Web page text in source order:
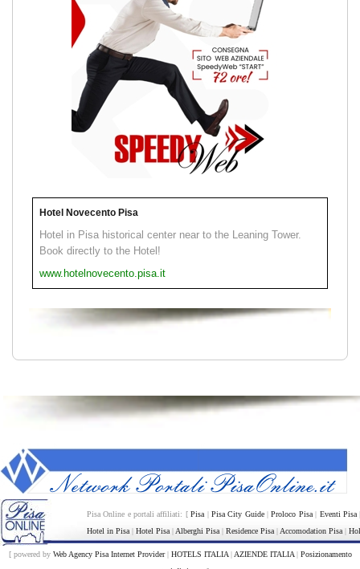
Hotel Novecento Pisa
Hotel in Pisa historical center near to the Leaning Tower.
Book directly to the Hotel!
www.hotelnovecento.pisa.it
Pisa Online e portali affiliati: [Pisa | Pisa City Guide|Proloco Pisa| Eventi Pisa
Hotel in Pisa | Hotel Pisa | Alberghi Pisa | Residence Pisa | Accomodation Pisa |
[ powered by Web Agency Pisa Internet Provider| HOTELS ITALIA| AZIENDE ITALIA| Posizionamento